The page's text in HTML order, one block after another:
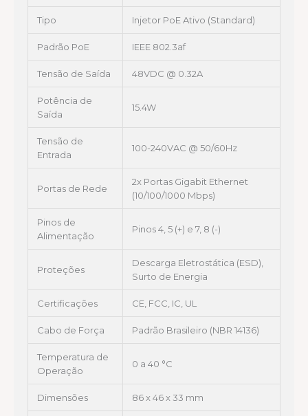
Tipo Injetor PoE Ativo (Standard)
Padrão PoE IEEE 802.3af
Tensão de Saída 48VDC @ 0.32A
Potência de
Saída
15.4W
Tensão de
Entrada
100-240VAC @ 50/60Hz
Portas de Rede
2x Portas Gigabit Ethernet
(10/100/1000 Mbps)
Pinos de
Alimentação
Pinos 4, 5 (+) e 7, 8 (-)
Proteções
Descarga Eletrostática (ESD),
Surto de Energia
Certificações CE, FCC, IC, UL
Cabo de Força Padrão Brasileiro (NBR 14136)
Temperatura de
Operação
0 a 40 °C
Dimensões 86 x 46 x 33 mm